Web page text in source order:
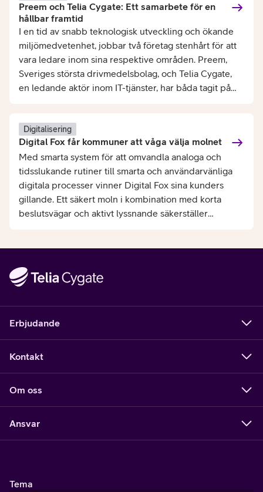
Preem och Telia Cygate: Ett samarbete för en
hållbar framtid
I en tid av snabb teknologisk utveckling och ökande
miljömedvetenhet, jobbar två företag stenhårt för att
vara ledare inom sina respektive områden. Preem,
Sveriges största drivmedelsbolag, och Telia Cygate,
en ledande aktör inom IT-tjänster, har båda tagit på
Digitalisering
Digital Fox får kommuner att våga välja molnet
Med smarta system för att omvandla analoga och
tidsslukande rutiner till smarta och användarvänliga
digitala processer vinner Digital Fox sina kunders
gillande. Ett säkert moln i kombination med korta
beslutsvägar och aktivt lyssnande säkerställer
Erbjudande
Kontakt
Om oss
Ansvar
Tema